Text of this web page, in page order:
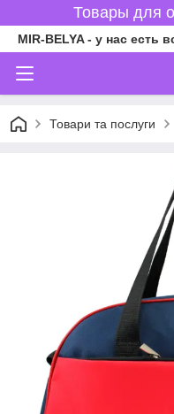
Товары для
MIR-BELYA - у нас есть
Товари та послуги